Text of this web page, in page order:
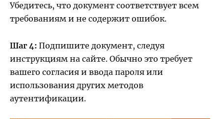
Убедитесь, что документ соответствует всем
требованиям и не содержит ошибок.
Шаг 4: Подпишите документ, следуя
инструкциям на сайте. Обычно это требует
вашего согласия и ввода пароля или
использования других методов
аутентификации.